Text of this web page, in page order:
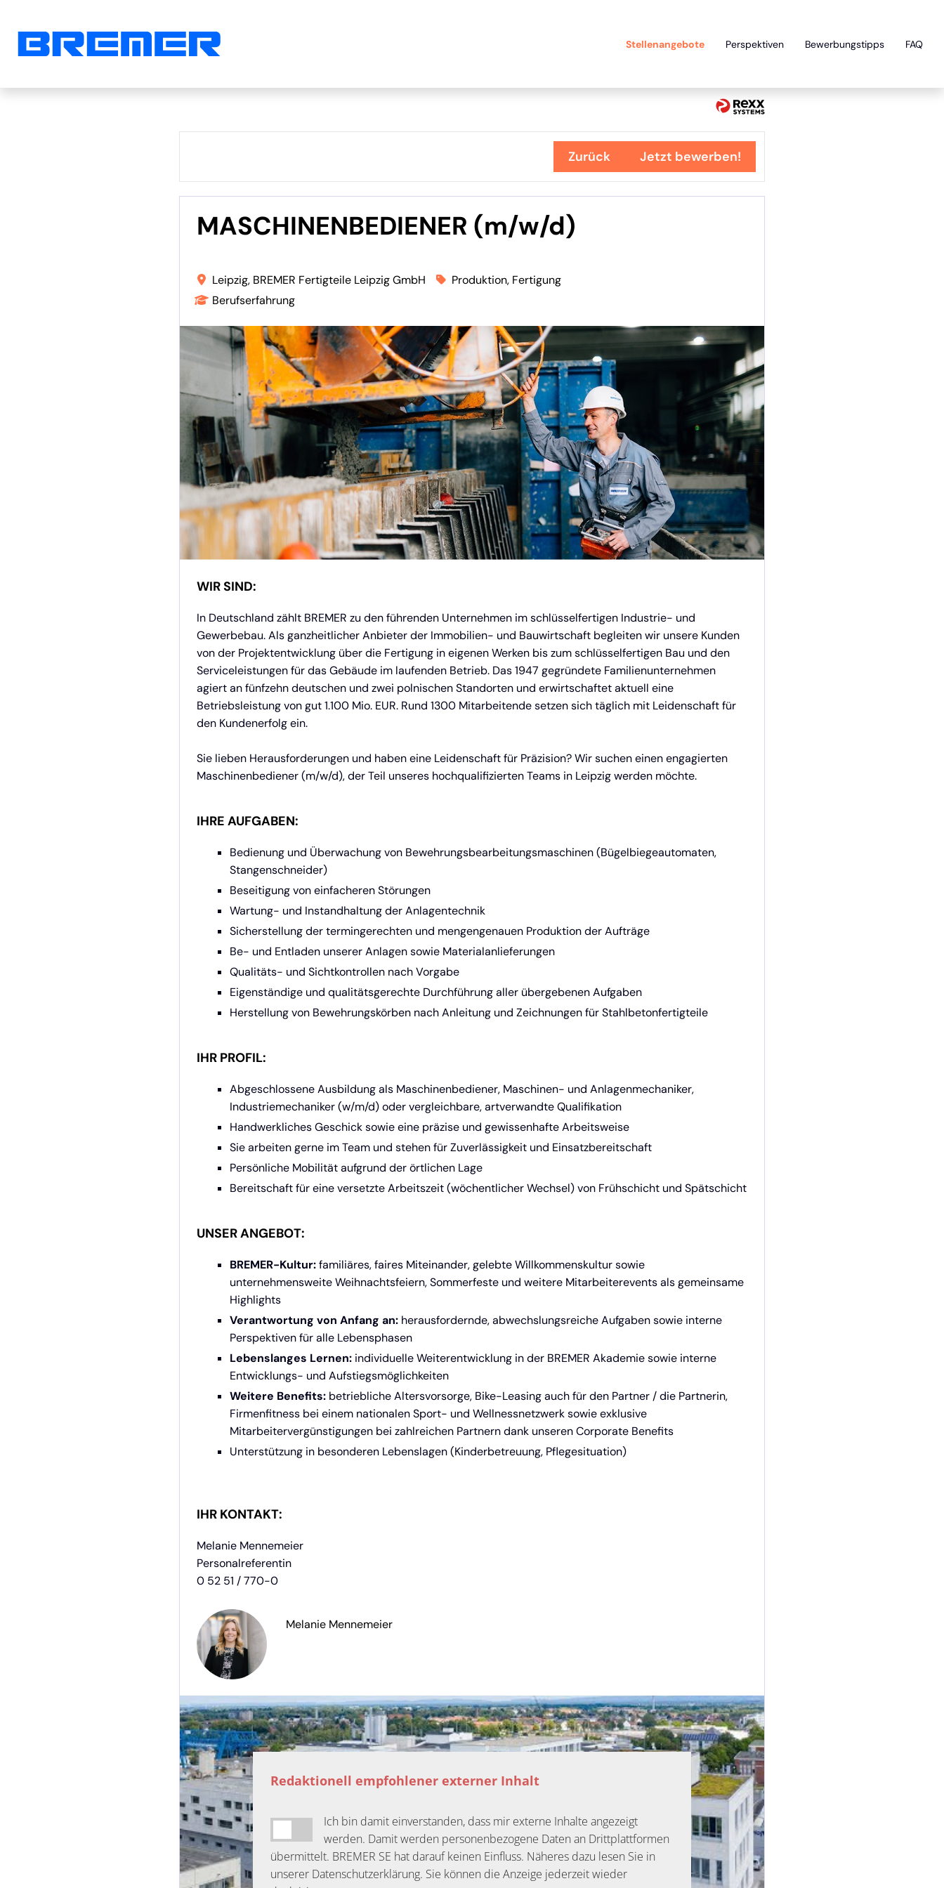
Stellenangebote Perspektiven Bewerbungstipps FAQ
Zurück Jetzt bewerben!
MASCHINENBEDIENER (m/w/d)
Leipzig, BREMER Fertigteile Leipzig GmbH
Berufserfahrung
Produktion, Fertigung
WIR SIND:
In Deutschland zählt BREMER zu den führenden Unternehmen im schlüsselfertigen Industrie- und
Gewerbebau. Als ganzheitlicher Anbieter der Immobilien- und Bauwirtschaft begleiten wir unsere Kunden
von der Projektentwicklung über die Fertigung in eigenen Werken bis zum schlüsselfertigen Bau und den
Serviceleistungen für das Gebäude im laufenden Betrieb. Das 1947 gegründete Familienunternehmen
agiert an fünfzehn deutschen und zwei polnischen Standorten und erwirtschaftet aktuell eine
Betriebsleistung von gut 1.100 Mio. EUR. Rund 1300 Mitarbeitende setzen sich täglich mit Leidenschaft für
den Kundenerfolg ein.
Sie lieben Herausforderungen und haben eine Leidenschaft für Präzision? Wir suchen einen engagierten
Maschinenbediener (m/w/d), der Teil unseres hochqualifizierten Teams in Leipzig werden möchte.
IHRE AUFGABEN:
Bedienung und Überwachung von Bewehrungsbearbeitungsmaschinen (Bügelbiegeautomaten,
Stangenschneider)
Beseitigung von einfacheren Störungen
Wartung- und Instandhaltung der Anlagentechnik
Sicherstellung der termingerechten und mengengenauen Produktion der Aufträge
Be- und Entladen unserer Anlagen sowie Materialanlieferungen
Qualitäts- und Sichtkontrollen nach Vorgabe
Eigenständige und qualitätsgerechte Durchführung aller übergebenen Aufgaben
Herstellung von Bewehrungskörben nach Anleitung und Zeichnungen für Stahlbetonfertigteile
IHR PROFIL:
Abgeschlossene Ausbildung als Maschinenbediener, Maschinen- und Anlagenmechaniker,
Industriemechaniker (w/m/d) oder vergleichbare, artverwandte Qualifikation
Handwerkliches Geschick sowie eine präzise und gewissenhafte Arbeitsweise
Sie arbeiten gerne im Team und stehen für Zuverlässigkeit und Einsatzbereitschaft
Persönliche Mobilität aufgrund der örtlichen Lage
Bereitschaft für eine versetzte Arbeitszeit (wöchentlicher Wechsel) von Frühschicht und Spätschicht
UNSER ANGEBOT:
BREMER-Kultur:familiäres, faires Miteinander, gelebte Willkommenskultur sowie
unternehmensweite Weihnachtsfeiern, Sommerfeste und weitere Mitarbeiterevents als gemeinsame
Highlights
Verantwortung von Anfang an: herausfordernde, abwechslungsreiche Aufgaben sowie interne
Perspektiven für alle Lebensphasen
Lebenslanges Lernen: individuelle Weiterentwicklung in der BREMER Akademie sowie interne
Entwicklungs- und Aufstiegsmöglichkeiten
Weitere Benefits: betriebliche Altersvorsorge, Bike-Leasing auch für den Partner / die Partnerin,
Firmenfitness bei einem nationalen Sport- und Wellnessnetzwerk sowie exklusive
Mitarbeitervergünstigungen bei zahlreichen Partnern dank unseren Corporate Benefits
Unterstützung in besonderen Lebenslagen (Kinderbetreuung, Pflegesituation)
IHR KONTAKT:
Melanie Mennemeier
Personalreferentin
0 52 51 / 770-0
Melanie Mennemeier
Redaktionell empfohlener externer Inhalt
Ich bin damit einverstanden, dass mir externe Inhalte angezeigt
werden. Damit werden personenbezogene Daten an Drittplattformen
übermittelt. BREMER SE hat darauf keinen Einfluss. Näheres dazu lesen Sie in
unserer Datenschutzerklärung. Sie können die Anzeige jederzeit wieder